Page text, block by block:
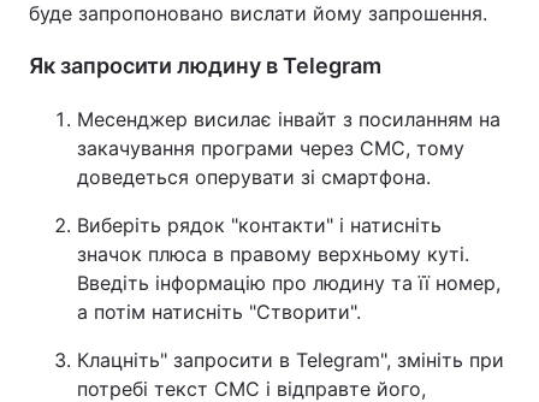
буде запропоновано вислати йому запрошення.
Як запросити людину в Telegram
Месенджер висилає інвайт з посиланням на
закачування програми через СМС, тому
доведеться оперувати зі смартфона.
Виберіть рядок "контакти" і натисніть
значок плюса в правому верхньому куті.
Введіть інформацію про людину та її номер,
а потім натисніть "Створити".
Клацніть" запросити в Telegram", змініть при
потребі текст СМС і відправте його,